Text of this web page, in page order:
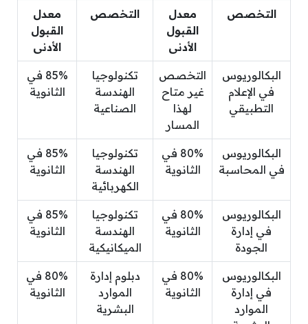
التخصص
معدل
القبول
الأدنى
التخصص
معدل
القبول
الأدنى
البكالوريوس
في الإعلام
التطبيقي
التخصص
غير متاح
لهذا
المسار
تكنولوجيا
الهندسة
الصناعية
85% في
الثانوية
البكالوريوس
في المحاسبة
80% في
الثانوية
تكنولوجيا
الهندسة
الكهربائية
85% في
الثانوية
البكالوريوس
في إدارة
الجودة
80% في
الثانوية
تكنولوجيا
الهندسة
الميكانيكية
85% في
الثانوية
البكالوريوس
في إدارة
الموارد
80% في
الثانوية
دبلوم إدارة
الموارد
البشرية
80% في
الثانوية